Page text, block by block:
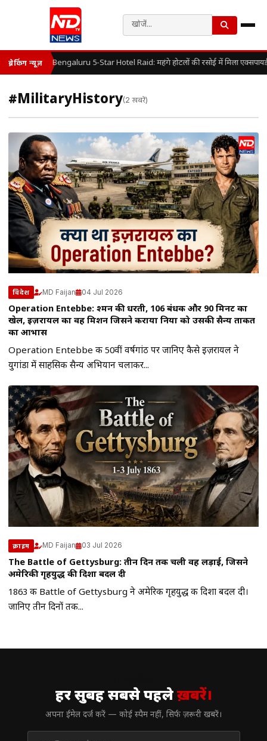
ब्रेकिंग न्यूज़ Bengaluru 5-Star Hotel Raid: महंगे होटलों की रसोई में मिला
#MilitaryHistory(2 खबरें)
विदेश MD Faijan 04 Jul 2026
Operation Entebbe: दुश्मन की धरती, 106 बंधक और 90 मिनट का
खेल, इज़रायल का वह मिशन जिसने कराया दुनिया को उसकी सैन्य ताकत
का आभास
Operation Entebbe की 50वीं वर्षगांठ पर जानिए कैसे इज़रायल ने
युगांडा में साहसिक सैन्य अभियान चलाकर...
क्राइम MD Faijan 03 Jul 2026
The Battle of Gettysburg: तीन दिन तक चली वह लड़ाई, जिसने
अमेरिकी गृहयुद्ध की दिशा बदल दी
1863 की Battle of Gettysburg ने अमेरिकी गृहयुद्ध की दिशा बदल दी।
जानिए तीन दिनों तक...
हर सुबह सबसे पहलेख़बरें।
अपना ईमेल दर्ज करें — कोई स्पैम नहीं, सिर्फ ज़रूरी खबरें।